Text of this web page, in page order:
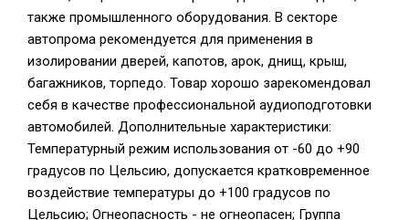
также промышленного оборудования. В секторе
автопрома рекомендуется для применения в
изолировании дверей, капотов, арок, днищ, крыш,
багажников, торпедо. Товар хорошо зарекомендовал
себя в качестве профессиональной аудиоподготовки
автомобилей. Дополнительные характеристики:
Температурный режим использования от -60 до +90
градусов по Цельсию, допускается кратковременное
воздействие температуры до +100 градусов по
Цельсию; Огнеопасность - не огнеопасен; Группа